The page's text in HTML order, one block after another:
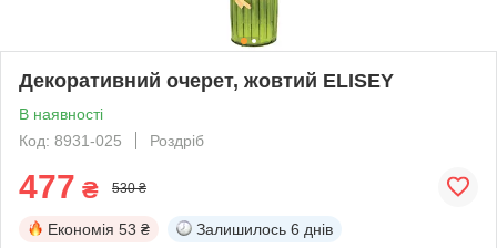
Декоративний очерет, жовтий ELISEY
В наявності
Код: 8931-025
Роздріб
477 ₴ 530 ₴
Економія 53 ₴ Залишилось 6 днів